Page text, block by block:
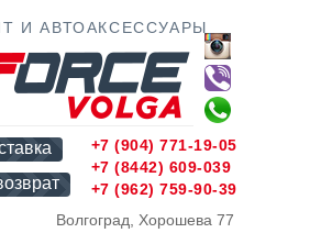
И АВТОАКСЕССУАРЫ
Волгоград, Хорошева 77
+7 (904) 771-19-05
+7 (8442) 609-039
+7 (962) 759-90-39